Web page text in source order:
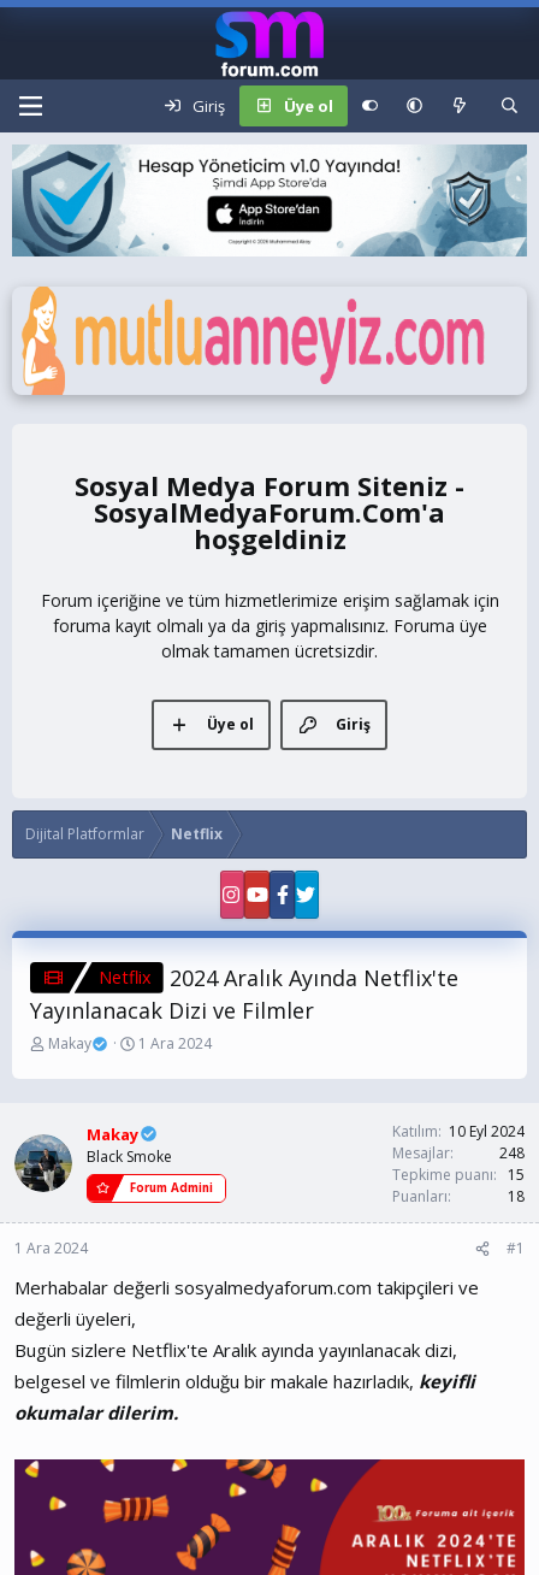
Giriş Üye ol
Sosyal Medya Forum Siteniz -
SosyalMedyaForum.Com
Forum içeriğine ve tüm hizmetlerimize erişim sağlamak için
foruma kayıt olmalı ya da giriş yapmalısınız. Foruma üye
olmak tamamen ücretsizdir.
Giriş
Üye ol
Dijital Platformlar Netflix
Netflix
2024 Aralık Ayında Netflix'te
Yayınlanacak Dizi ve Filmler
K
n
y
u
b
l
a
a
n
Makay
B
ş
a
n
g
ı
r
i
i
1 Ara 2024
Makay
Black Smoke
Forum Admini
Katılım
10 Eyl 2024
Mesajlar
248
Tepkime puanı
15
Puanları
18
1 Ara 2024 #1
Merhabalar değerli sosyalmedyaforum.com takipçileri ve
değerli üyeleri,
Bugün sizlere Netflix'te Aralık ayında yayınlanacak dizi,
belgesel ve filmlerin olduğu bir makale hazırladık, keyifli
okumalar dilerim.